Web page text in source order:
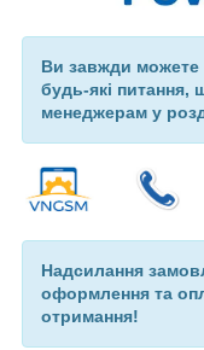
Ви завжди можете
будь-які питання,
менеджерам у
Надсилання
оформлення та
отримання!